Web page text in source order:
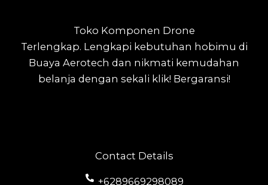
Contact Details
+6289669298089
Toko Komponen Drone
Terlengkap. Lengkapi kebutuhan hobimu di
Buaya Aerotech dan nikmati kemudahan
belanja dengan sekali klik! Bergaransi!